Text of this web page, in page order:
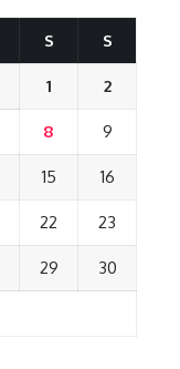
S S
1 2
8 9
15 16
22 23
29 30